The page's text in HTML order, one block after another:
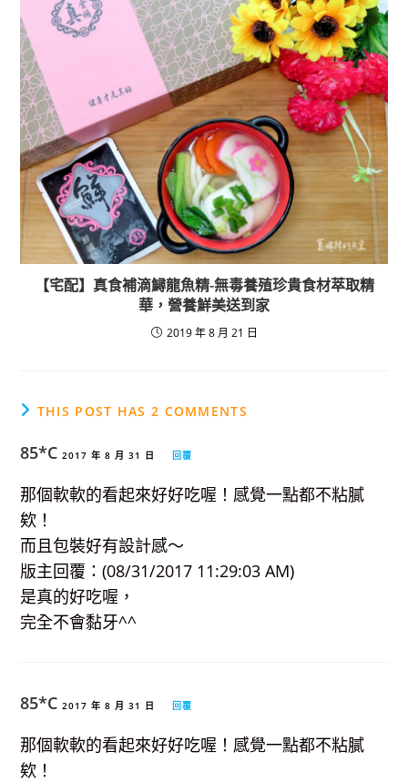
【宅配】真食補滴鱘龍魚精-無毒養殖珍貴食材萃取精
華，營養鮮美送到家
2019 年 8 月 21 日
THIS POST HAS 2 COMMENTS
85*C 2017 年 8 月 31 日 回覆
那個軟軟的看起來好好吃喔！感覺一點都不粘膩
欸！
而且包裝好有設計感～
版主回覆：(08/31/2017 11:29:03 AM)
是真的好吃喔，
完全不會黏牙^^
85*C 2017 年 8 月 31 日 回覆
那個軟軟的看起來好好吃喔！感覺一點都不粘膩
欸！